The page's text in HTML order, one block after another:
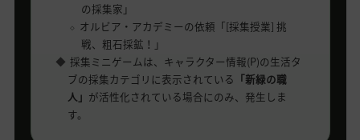
の採集家」
オルビア・アカデミーの依頼「[採集授業] 挑
戦、粗石採鉱！」
採集ミニゲームは、キャラクター情報(P)の生活タ
ブの採集カテゴリに表示されている 「新緑の職
人」 が活性化されている場合にのみ、発生しま
す。